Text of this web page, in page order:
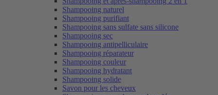
Shampooing naturel
Shampooing purifiant
Shampooing sans sulfate sans silicone
Shampooing sec
Shampooing antipelliculaire
Shampooing réparateur
Shampooing couleur
Shampooing hydratant
Shampooing solide
Savon pour les cheveux